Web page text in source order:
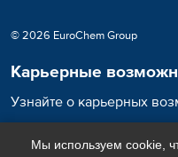
© 2026 EuroChem Group
Карьерные
Узнайте о карьерных
Карьера в ЕвроХим
Мы используем cookie,